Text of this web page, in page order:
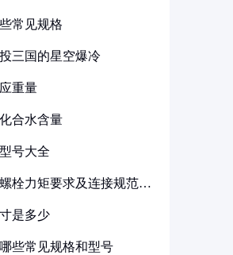
常见规格
三国的星空爆冷
重量
合水含量
号大全
栓力矩要求及连接规范详
是多少
些常见规格和型号